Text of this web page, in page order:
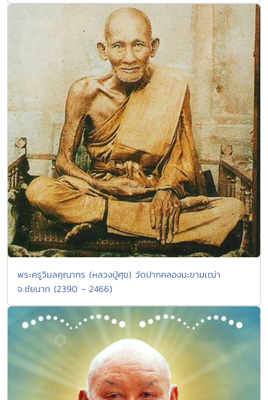
พระครูวิมลคุณากร (หลวงปู่ศุข) วัดปากคลองมะขามเฒ่า
จ.ชัยนาท (2390 - 2466)